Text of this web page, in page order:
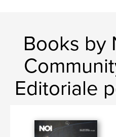
Books by
Editoriale